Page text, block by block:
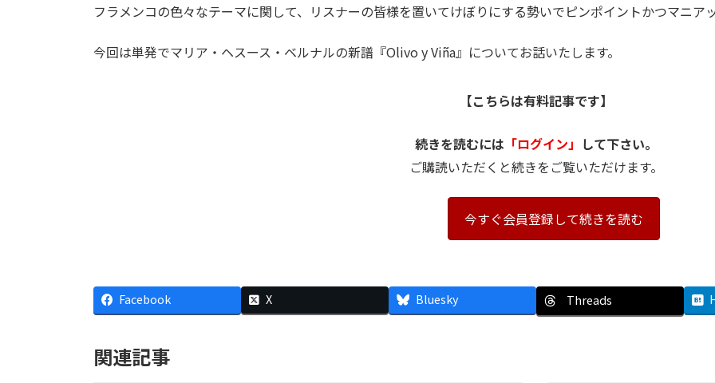
フラメンコの色々なテーマに関して、リスナーの皆様を置いてけぼりにする勢いでピンポイントかつマニア
今回は単発でマリア・ヘスース・ベルナルの新譜『Olivo y Viña』についてお話いたします。
【こちらは有料記事です】
続きを読むには 「ログイン」 して下さい。
ご購読いただくと続きをご覧いただけます。
今すぐ会員登録して続きを読む
Facebook X Bluesky Threads
関連記事